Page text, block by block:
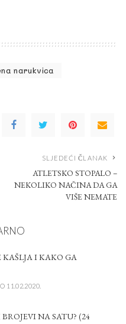
narukvica
SLJEDEĆI ČLANAK
ATLETSKO STOPALO –
NEKOLIKO NAČINA DA GA
VIŠE NEMATE
KAŠLJA I KAKO GA
11.02.2020.
NA SATU? (24